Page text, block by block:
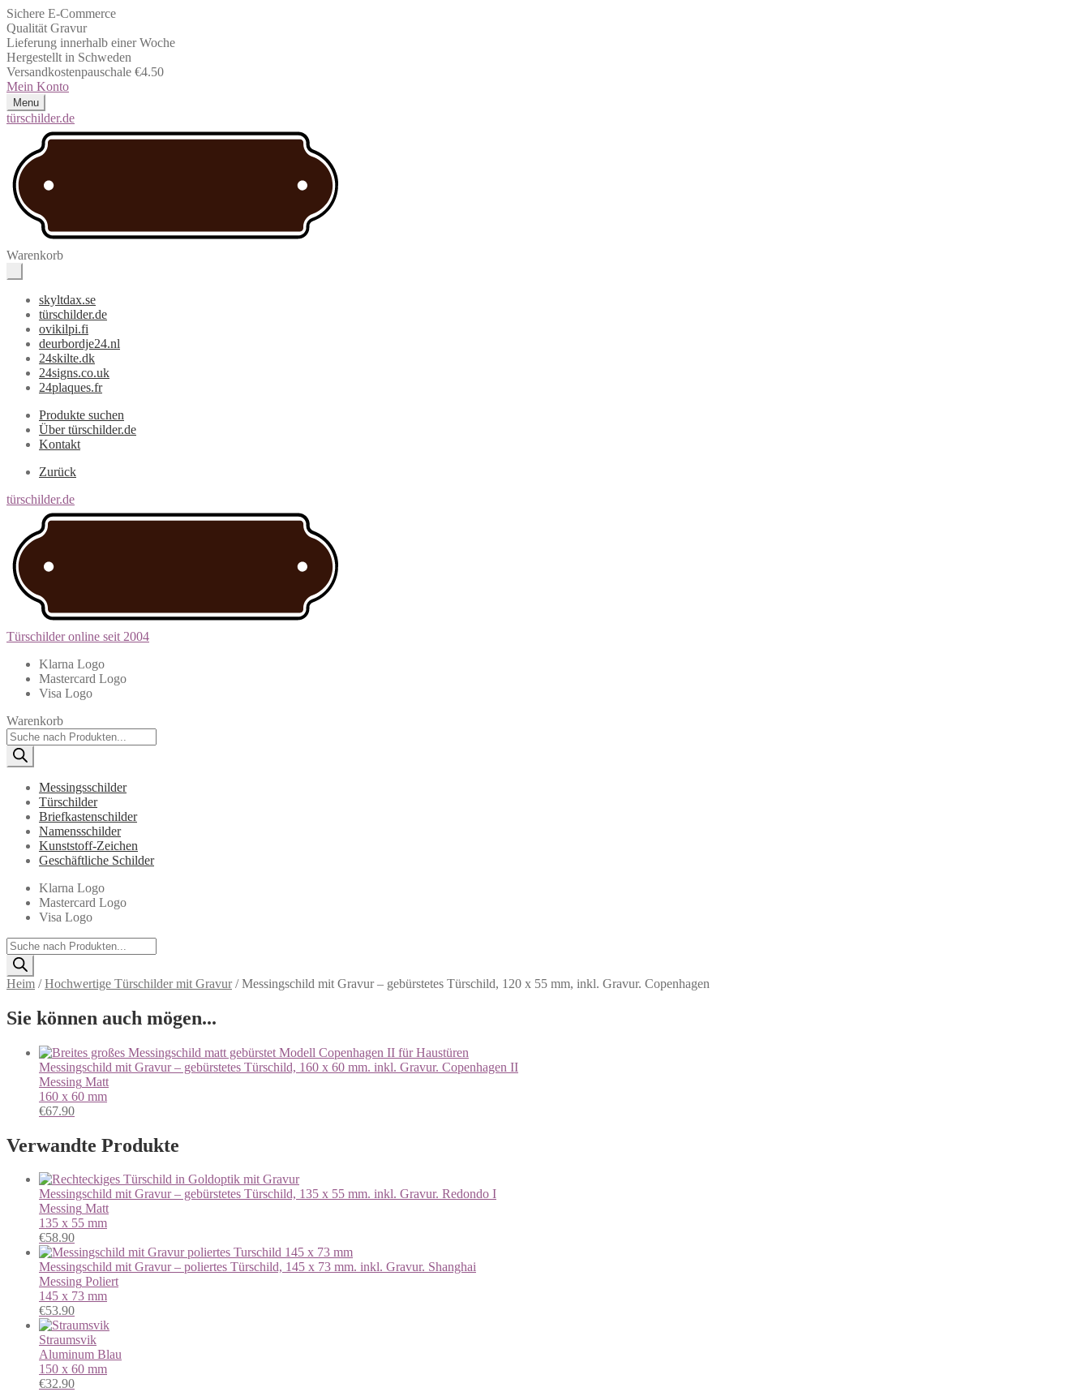
Sichere E-Commerce
Qualität Gravur
Lieferung innerhalb einer Woche
Hergestellt in Schweden
Versandkostenpauschale €4.50
Mein Konto
Menu
türschilder.de
Warenkorb
skyltdax.se
türschilder.de
ovikilpi.fi
deurbordje24.nl
24skilte.dk
24signs.co.uk
24plaques.fr
Produkte suchen
Über türschilder.de
Kontakt
Zurück
türschilder.de
Türschilder online seit 2004
Klarna Logo
Mastercard Logo
Visa Logo
Warenkorb
Products
search
Messingsschilder
Türschilder
Briefkastenschilder
Namensschilder
Kunststoff-Zeichen
Geschäftliche Schilder
Klarna Logo
Mastercard Logo
Visa Logo
Products
search
Heim /Hochwertige Türschilder mit Gravur/Messingschild mit Gravur – gebürstetes Türschild, 120 x 55 mm, inkl. Gravur. Copenhagen
Sie können auch mögen...
Messingschild mit Gravur – gebürstetes Türschild, 160 x 60 mm. inkl. Gravur. Copenhagen II
Messing Matt
160 x 60 mm
€67.90
Verwandte Produkte
Messingschild mit Gravur – gebürstetes Türschild, 135 x 55 mm. inkl. Gravur. Redondo I
Messing Matt
135 x 55 mm
€58.90
Messingschild mit Gravur – poliertes Türschild, 145 x 73 mm. inkl. Gravur. Shanghai
Messing Poliert
145 x 73 mm
€53.90
Straumsvik
Aluminum Blau
150 x 60 mm
€32.90